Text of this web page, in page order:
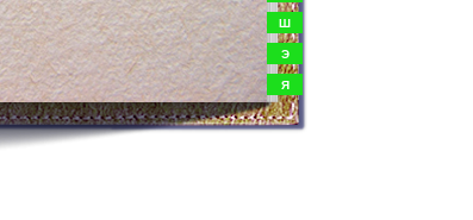
Ш
Э
Я